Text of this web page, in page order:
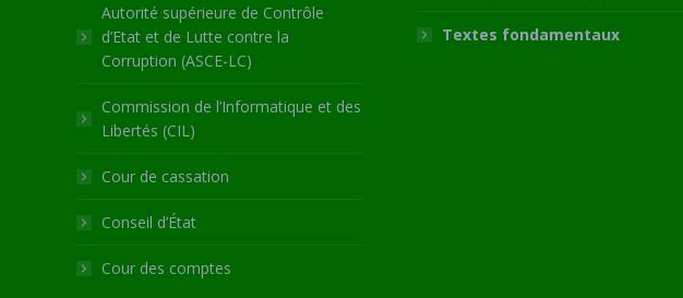
Autorité supérieure de Contrôle
d’Etat et de Lutte contre la
Corruption (ASCE-LC)
Commission de l’Informatique et des
Libertés (CIL)
Cour de cassation
Conseil d’État
Cour des comptes
Textes fondamentaux